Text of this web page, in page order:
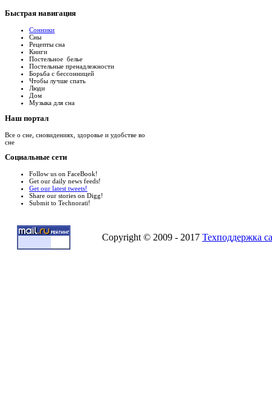
Быстрая навигация
Сонники
Сны
Рецепты сна
Книги
Постельное белье
Постельные пренадлежности
Борьба с бессонницей
Чтобы лучше спать
Люди
Дом
Музыка для сна
Наш портал
Все о сне, сновидениях, здоровье и удобстве во
сне
Социальные сети
Follow us on FaceBook!
Get our daily news feeds!
Get our latest tweets!
Share our stories on Digg!
Submit to Technorati!
Copyright © 2009 - 2017 Техподдержка